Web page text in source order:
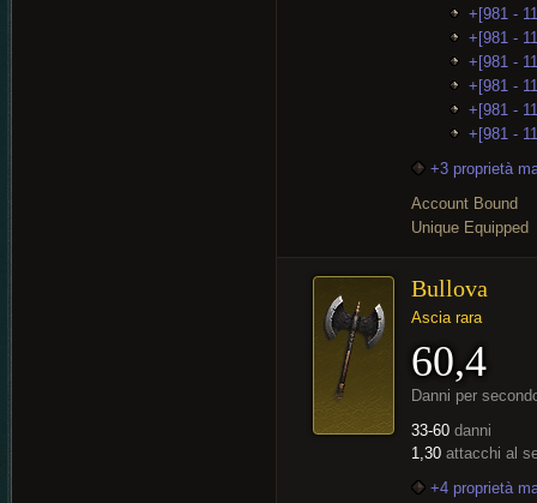
+[981 -
+[981 -
+[981 -
+[981 -
+[981 -
+[981 -
+3 proprietà
Account Bound
Unique Equipped
Bullova
Ascia rara
60,4
Danni per
33-60 danni
1,30 attacchi al
+4 proprietà